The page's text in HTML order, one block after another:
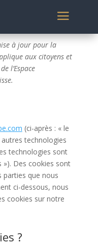
à jour pour la
aux citoyens et
l’Espace
(ci-après : « le
technologies
technologies sont
»). Des cookies sont
parties que nous
ci-dessous, nous
cookies sur notre
?